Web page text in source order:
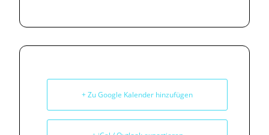
+ Zu Google Kalender hinzufügen